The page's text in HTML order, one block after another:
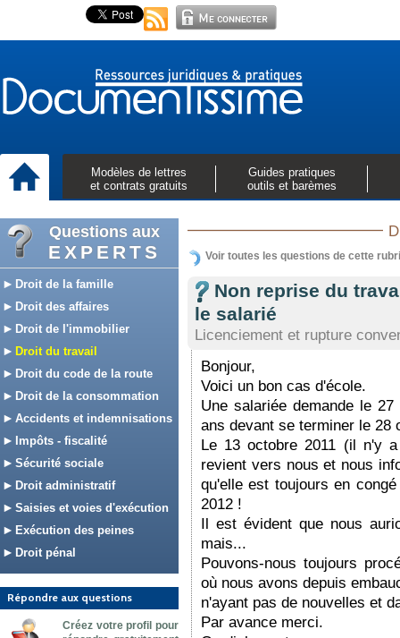
Modèles de lettres
et contrats gratuits
Guides pratiques
outils et barèmes
Questions aux
EXPERTS
Droit de la famille
Droit des affaires
Droit de l'immobilier
Droit du travail
Droit du code de la route
Droit de la consommation
Accidents et indemnisations
Impôts - fiscalité
Sécurité sociale
Droit administratif
Saisies et voies d'exécution
Exécution des peines
Droit pénal
Répondre aux questions
Créez votre profil pour
Voir toutes les questions de cette
Non reprise du
le salarié
Licenciement et rupture
Bonjour,
Voici un bon cas d'école.
Une salariée demande le
ans devant se terminer le 28
Le 13 octobre 2011 (il n'y
revient vers nous et nous
qu'elle est toujours en
2012 !
Il est évident que nous
mais...
Pouvons-nous toujours
où nous avons depuis
n'ayant pas de nouvelles et
Par avance merci.